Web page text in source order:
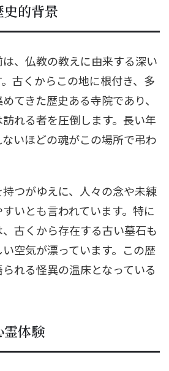
的背景
、仏教の教えに由来する深い
古くからこの地に根付き、多
てきた歴史ある寺院であり、
れる者を圧倒します。長い年
いほどの魂がこの場所で弔わ
つがゆえに、人々の念や未練
いとも言われています。特に
古くから存在する古い墓石も
空気が漂っています。この歴
れる怪異の温床となっている
霊体験